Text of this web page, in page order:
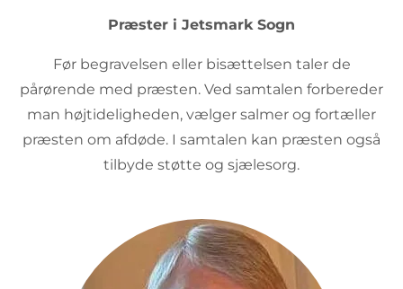
Præster i Jetsmark Sogn
Før begravelsen eller bisættelsen taler de
pårørende med præsten. Ved samtalen forbereder
man højtideligheden, vælger salmer og fortæller
præsten om afdøde. I samtalen kan præsten også
tilbyde støtte og sjælesorg.